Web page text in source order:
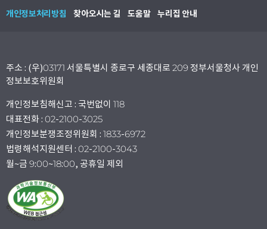
개인정보처리방침 찾아오시는 길 도움말 누리집 안내
주소 : (우)03171 서울특별시 종로구 세종대로 209 정부서울청사 개인
정보보호위원회
개인정보침해신고 : 국번없이 118
대표전화 : 02-2100-3025
개인정보분쟁조정위원회 : 1833-6972
법령해석지원센터 : 02-2100-3043
월~금 9:00~18:00, 공휴일 제외